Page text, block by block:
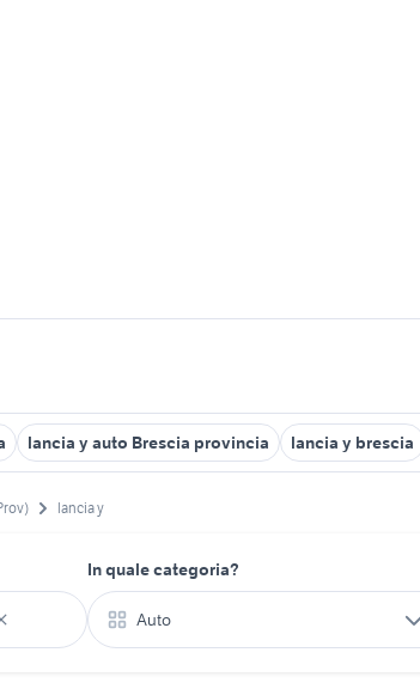
lancia y auto Brescia provincia lancia y brescia
lancia y
In quale categoria?
Auto